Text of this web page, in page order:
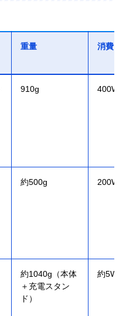
重量 消費電力
910g 400W
約500g 200W
約1040g（本体
＋充電スタン
ド）
約5W